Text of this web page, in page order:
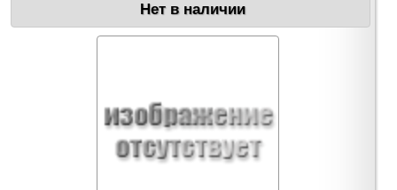
Нет в наличии